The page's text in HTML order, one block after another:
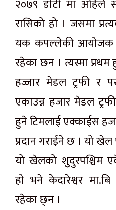
२०७९ डोटी मा अहिले
रासिको हो । जसमा
यक कपल्लेकी आयोजक
रहेका छन । त्यस्मा
हज्जार मेडल ट्रफी र
एकाउन्न हजार मेडल
हुने टिमलाई एक्काईस
प्रदान गराईने छ । यो
यो खेलको शुुदुरपश्चिम
हो भने केदारेश्वर
रहेका छ्न ।